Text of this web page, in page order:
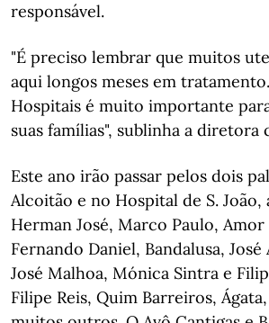
responsável.
"É preciso lembrar que muitos
aqui longos meses em
Hospitais é muito importante
suas famílias", sublinha a diretora
Este ano irão passar pelos dois
Alcoitão e no Hospital de S.
Herman José, Marco Paulo,
Fernando Daniel, Bandalusa, José
José Malhoa, Mónica Sintra e
Filipe Reis, Quim Barreiros,